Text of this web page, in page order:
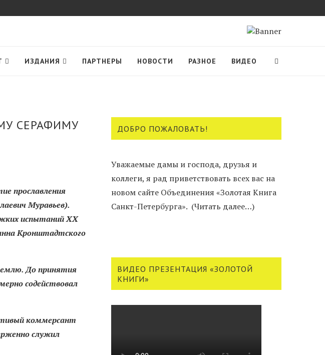
ИЗДАНИЯ ПАРТНЕРЫ НОВОСТИ РАЗНОЕ ВИДЕО
СЕРАФИМУ
прославления
Муравьев).
испытаний XX
Кронштадтского
До принятия
содействовал
коммерсант
служил
ДОБРО ПОЖАЛОВАТЬ!
Уважаемые дамы и господа, друзья и
коллеги, я рад приветствовать всех вас на
новом сайте Объединения «Золотая Книга
Санкт-Петербурга». (Читать далее…)
ВИДЕО ПРЕЗЕНТАЦИЯ «ЗОЛОТОЙ
КНИГИ»